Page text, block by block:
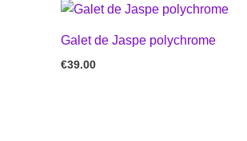
Galet de Jaspe polychrome
€39.00